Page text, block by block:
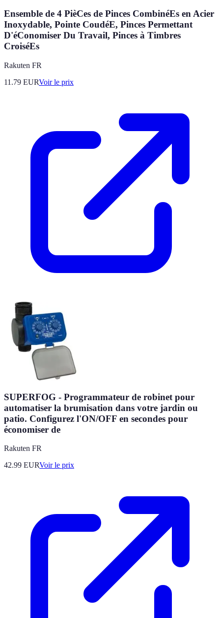
Ensemble de 4 PièCes de Pinces CombinéEs en Acier
Inoxydable, Pointe CoudéE, Pinces Permettant
D'éConomiser Du Travail, Pinces à Timbres
CroiséEs
Rakuten FR
11.79 EURVoir le prix
SUPERFOG - Programmateur de robinet pour
automatiser la brumisation dans votre jardin ou
patio. Configurez l'ON/OFF en secondes pour
économiser de
Rakuten FR
42.99 EURVoir le prix